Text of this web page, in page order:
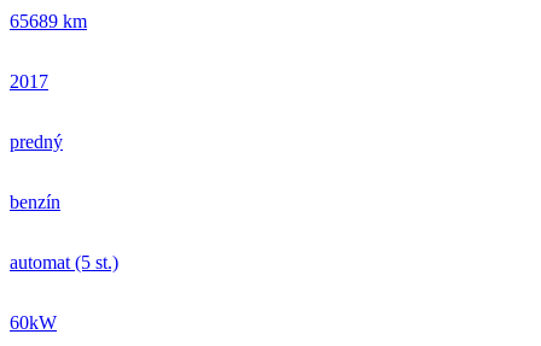
65689 km
2017
predný
benzín
automat (5 st.)
60kW